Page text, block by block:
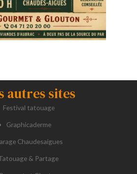
autres sites
Festival tatouage
Graphicaderme
Chaudesaigues
& Partage